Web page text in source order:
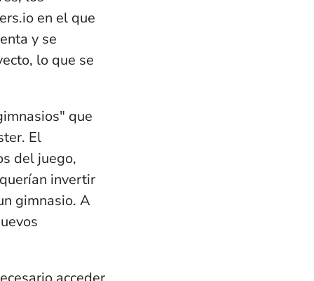
en el que
y se
lo que se
que
. El
del juego,
invertir
gimnasio. A